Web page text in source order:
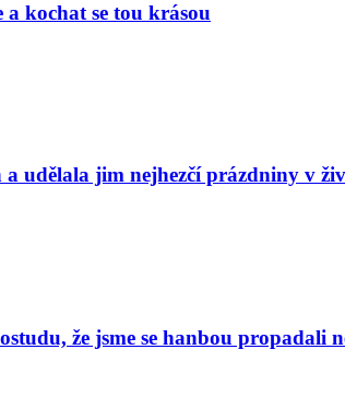
kochat se tou krásou
udělala jim nejhezčí prázdniny v
že jsme se hanbou propadali